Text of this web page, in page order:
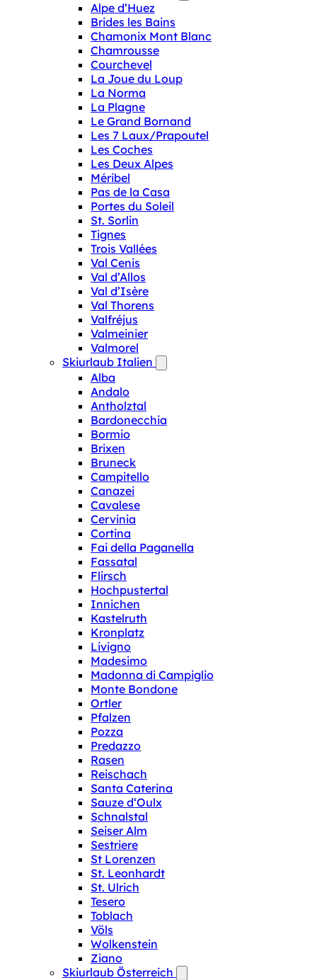
Alpe d’Huez
Brides les Bains
Chamonix Mont Blanc
Chamrousse
Courchevel
La Joue du Loup
La Norma
La Plagne
Le Grand Bornand
Les 7 Laux/Prapoutel
Les Coches
Les Deux Alpes
Méribel
Pas de la Casa
Portes du Soleil
St. Sorlin
Tignes
Trois Vallées
Val Cenis
Val d’Allos
Val d’Isère
Val Thorens
Valfréjus
Valmeinier
Valmorel
Skiurlaub Italien
Alba
Andalo
Antholztal
Bardonecchia
Bormio
Brixen
Bruneck
Campitello
Canazei
Cavalese
Cervinia
Cortina
Fai della Paganella
Fassatal
Flirsch
Hochpustertal
Innichen
Kastelruth
Kronplatz
Livigno
Madesimo
Madonna di Campiglio
Monte Bondone
Ortler
Pfalzen
Pozza
Predazzo
Rasen
Reischach
Santa Caterina
Sauze d‘Oulx
Schnalstal
Seiser Alm
Sestriere
St Lorenzen
St. Leonhardt
St. Ulrich
Tesero
Toblach
Völs
Wolkenstein
Ziano
Skiurlaub Österreich